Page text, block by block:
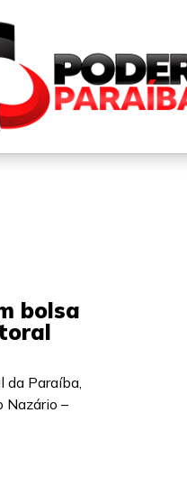
FALE CONOSCO
bolsa
da Paraíba,
Nazário –